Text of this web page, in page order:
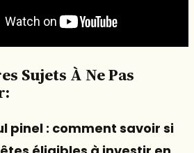
Sujets À Ne Pas
pinel : comment savoir si